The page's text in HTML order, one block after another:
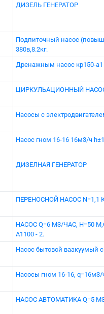
ДИЗЕЛЬ ГЕНЕРАТОР
Подпиточный насос
380в,8.2кг.
Дренажным насос кр150-
ЦИРКУЛЬАЦИОННЫЙ НАСОС
Насосы с
Насос гном 16-16 16м3/ч
ДИЗЕЛНАЯ ГЕНЕРАТОР
ПЕРЕНОСНОЙ НАСОС N=1,1
НАСОС Q=6 М3/ЧАС, Н=50
A1100 - 2.
Насос бытовой ваакуумый
Насосы гном 16-16, q=16м3/
НАСОС АВТОМАТИКА Q=5 М3/